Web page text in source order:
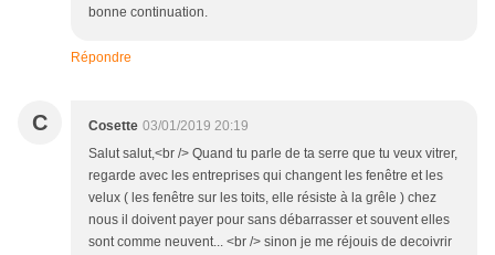
bonne continuation.
Répondre
C Cosette 03/01/2019 20:19
Salut salut,<br /> Quand tu parle de ta serre que tu veux vitrer,
regarde avec les entreprises qui changent les fenêtre et les
velux ( les fenêtre sur les toits, elle résiste à la grêle ) chez
nous il doivent payer pour sans débarrasser et souvent elles
sont comme neuvent... <br /> sinon je me réjouis de decoivrir